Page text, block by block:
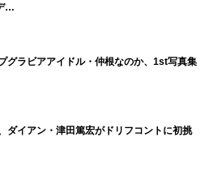
…
グラビアアイドル・仲根なのか、1st写真集
ダイアン・津田篤宏がドリフコントに初挑